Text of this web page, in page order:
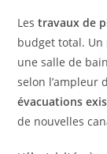
Lestravaux de
budget total.
une salle de
selon l’ampleur
évacuations
de nouvelles